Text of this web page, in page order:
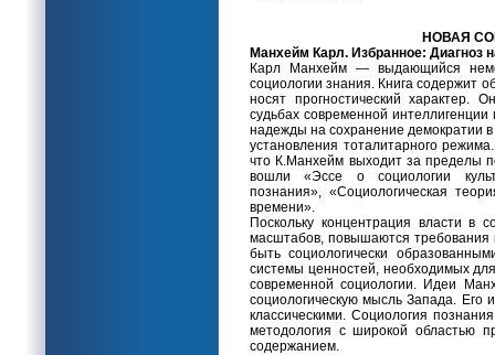
НОВАЯ
Манхейм Карл. Избранное: Диагноз
Карл Манхейм — выдающийся
социологии знания. Книга содержит
носят прогностический характер.
судьбах современной
надежды на сохранение демократии
установления тоталитарного
что К.Манхейм выходит за пределы
вошли «Эссе о социологии
познания», «Социологическая
времени».
Поскольку концентрация власти в
масштабов, повышаются требования
быть социологически
системы ценностей, необходимых
современной социологии. Идеи
социологическую мысль Запада. Его
классическими. Социология
методология с широкой областью
содержанием.